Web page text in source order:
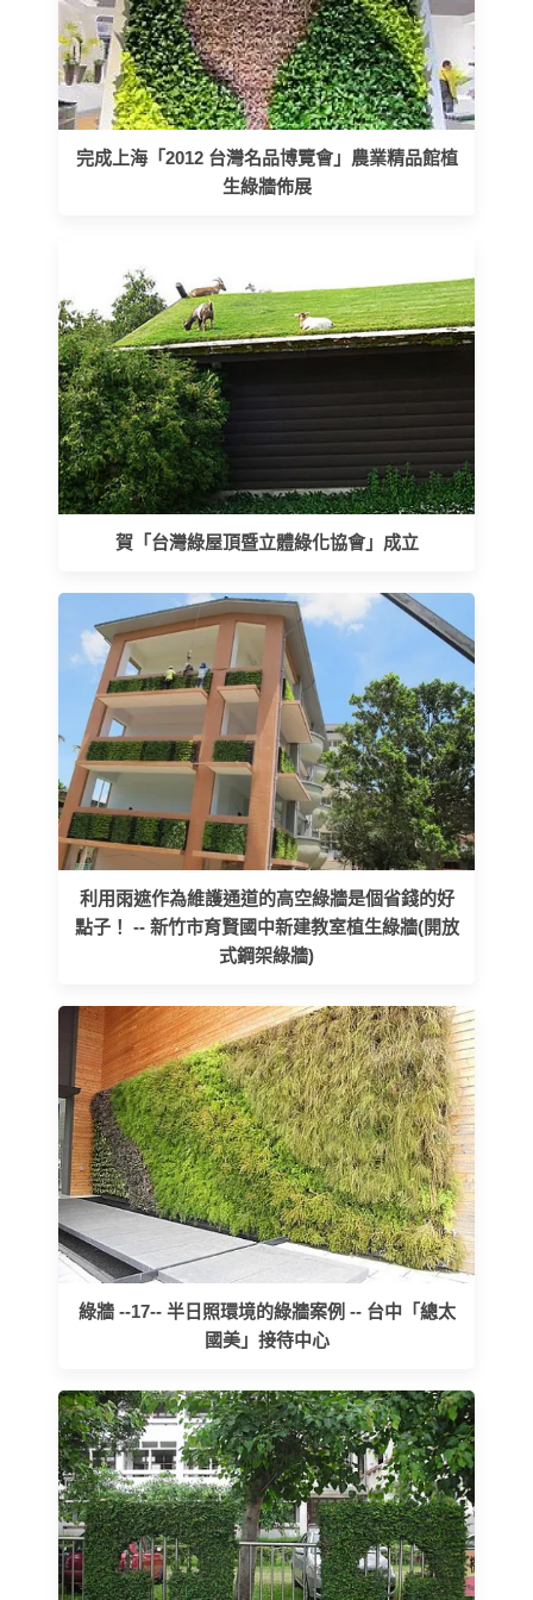
完成上海「2012 台灣名品博覽會」農業精品館植
生綠牆佈展
賀「台灣綠屋頂暨立體綠化協會」成立
利用雨遮作為維護通道的高空綠牆是個省錢的好
點子！ -- 新竹市育賢國中新建教室植生綠牆(開放
式鋼架綠牆)
綠牆 --17-- 半日照環境的綠牆案例 -- 台中「總太
國美」接待中心